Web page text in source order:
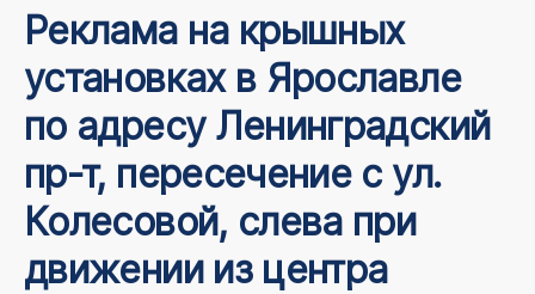
Реклама на крышных
установках в Ярославле
по адресу Ленинградский
пр-т, пересечение с ул.
Колесовой, слева при
движении из центра